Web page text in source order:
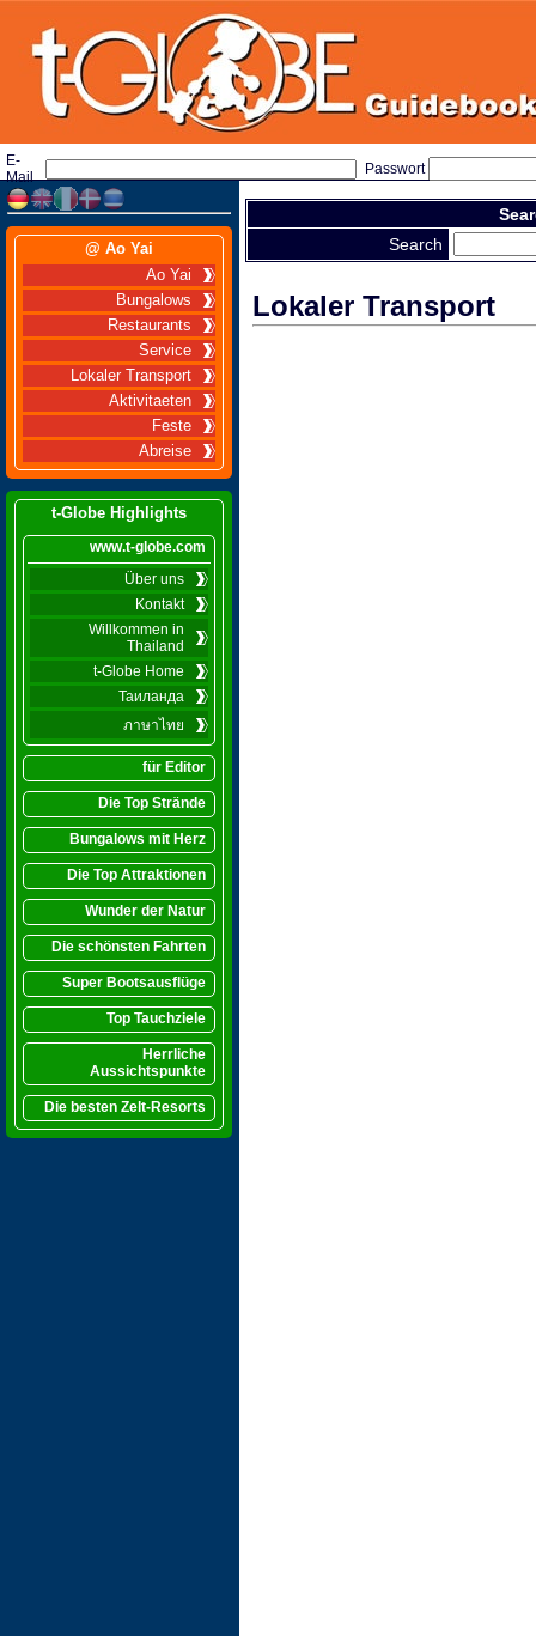
E-
Mail
Passwort
@ Ao Yai
Ao Yai
Bungalows
Restaurants
Service
Lokaler Transport
Aktivitaeten
Feste
Abreise
t-Globe Highlights
www.t-globe.com
Über uns
Kontakt
Willkommen in
Thailand
t-Globe Home
Таиланда
ภาษาไทย
für Editor
Die Top Strände
Bungalows mit Herz
Die Top Attraktionen
Wunder der Natur
Die schönsten Fahrten
Super Bootsausflüge
Top Tauchziele
Herrliche
Aussichtspunkte
Die besten Zelt-Resorts
Search
Lokaler Transport